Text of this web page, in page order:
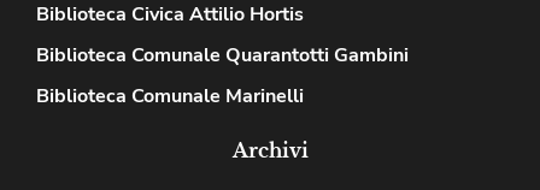
Biblioteca Civica Attilio Hortis
Biblioteca Comunale Quarantotti Gambini
Biblioteca Comunale Marinelli
Archivi